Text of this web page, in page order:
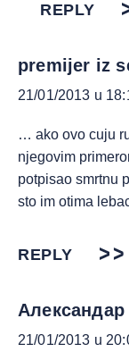
REPLY
premijer iz
21/01/2013 u
… ako ovo cuju
njegovim
potpisao smrtnu
sto im otima
REPLY
Александар
21/01/2013 u